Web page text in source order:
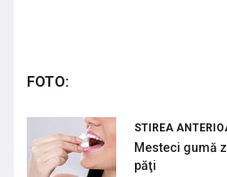
FOTO:
STIREA
Mesteci gumă
păţi